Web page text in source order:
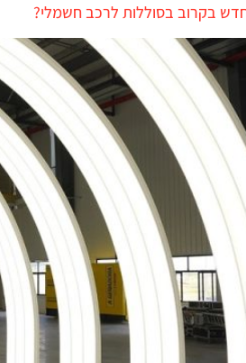
בקרוב בסוללות לרכב חשמלי?